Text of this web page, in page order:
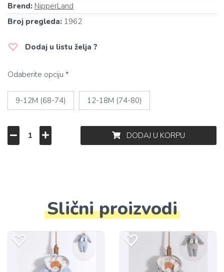
Brend: NipperLand
Broj pregleda: 1962
Dodaj u listu želja ?
Odaberite opciju *
9-12M (68-74) 12-18M (74-80)
DODAJ U KORPU
Slični proizvodi